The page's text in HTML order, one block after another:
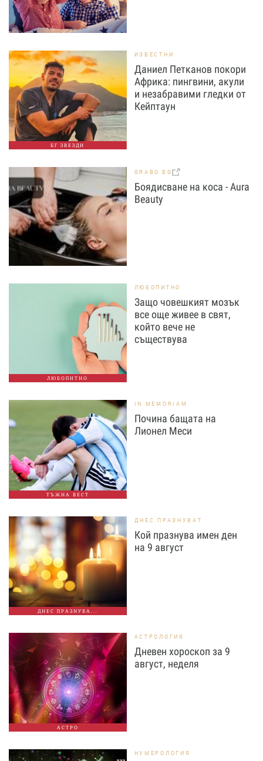
БГ ЗВЕЗДИ
ИЗВЕСТНИ
Даниел Петканов покори
Африка: пингвини, акули
и незабравими гледки от
Кейптаун
GRABO.BG
Боядисване на коса - Aura
Beauty
ЛЮБОПИТНО
ЛЮБОПИТНО
Защо човешкият мозък
все още живее в свят,
който вече не
съществува
ТЪЖНА ВЕСТ
IN MEMORIAM
Почина бащата на
Лионел Меси
ДНЕС ПРАЗНУВА...
ДНЕС ПРАЗНУВАТ
Кой празнува имен ден
на 9 август
АСТРО
АСТРОЛОГИЯ
Дневен хороскоп за 9
август, неделя
НУМЕРОЛОГИЯ